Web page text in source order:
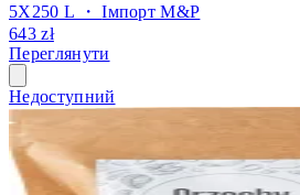
5X250 L ・Імпорт M&P
643 zł
Переглянути
Недоступний